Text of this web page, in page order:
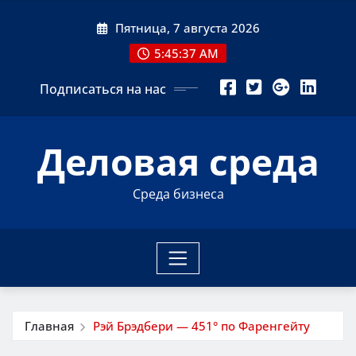
Пятница, 7 августа 2026
5:45:37 AM
Подписаться на нас
Деловая среда
Среда бизнеса
Главная Рэй Брэдбери — 451° по Фаренгейту